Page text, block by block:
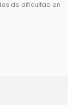
de dificultad en